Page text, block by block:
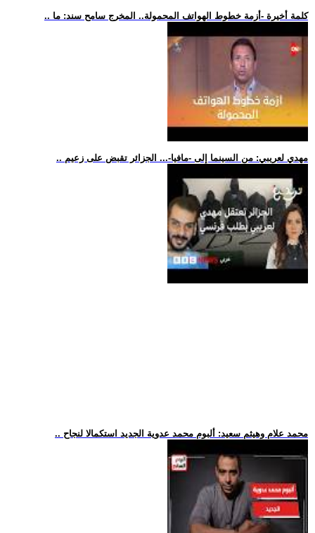
.. كلمة أخيرة -أزمة خطوط الهواتف المحمولة.. المخرج سامح سند: ما
.. مهدي لعريبي: من السينما إلى -مافيا-... الجزائر تقبض على زعيم
.. محمد علام وهيثم سعيد: ألبوم محمد عدوية الجديد استكمالا لنجاح